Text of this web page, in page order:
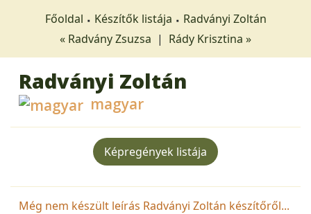
Főoldal Készítők listája
Radványi Zoltán
« Radvány Zsuzsa | Rády Krisztina »
Radványi Zoltán
magyar
Képregények listája
Még nem készült leírás Radványi Zoltán készítőről...